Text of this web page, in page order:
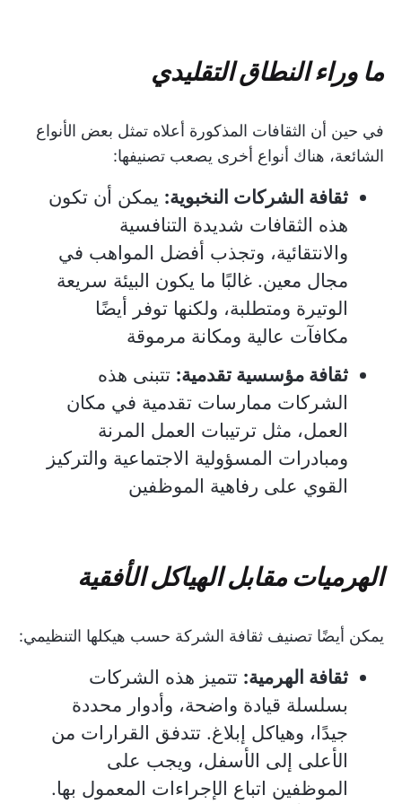
ما وراء النطاق التقليدي
في حين أن الثقافات المذكورة أعلاه تمثل بعض الأنواع
الشائعة، هناك أنواع أخرى يصعب تصنيفها:
ثقافة الشركات النخبوية: يمكن أن تكون
هذه الثقافات شديدة التنافسية
والانتقائية، وتجذب أفضل المواهب في
مجال معين. غالبًا ما يكون البيئة سريعة
الوتيرة ومتطلبة، ولكنها توفر أيضًا
مكافآت عالية ومكانة مرموقة
ثقافة مؤسسية تقدمية: تتبنى هذه
الشركات ممارسات تقدمية في مكان
العمل، مثل ترتيبات العمل المرنة
ومبادرات المسؤولية الاجتماعية والتركيز
القوي على رفاهية الموظفين
الهرميات مقابل الهياكل الأفقية
يمكن أيضًا تصنيف ثقافة الشركة حسب هيكلها التنظيمي:
ثقافة الهرمية: تتميز هذه الشركات
بسلسلة قيادة واضحة، وأدوار محددة
جيدًا، وهياكل إبلاغ. تتدفق القرارات من
الأعلى إلى الأسفل، ويجب على
الموظفين اتباع الإجراءات المعمول بها.